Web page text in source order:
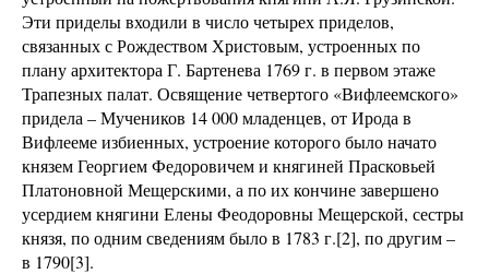
Эти приделы входили в число четырех приделов,
связанных с Рождеством Христовым, устроенных по
плану архитектора Г. Бартенева 1769 г. в первом этаже
Трапезных палат. Освящение четвертого «Вифлеемского»
придела – Мучеников 14 000 младенцев, от Ирода в
Вифлееме избиенных, устроение которого было начато
князем Георгием Федоровичем и княгиней Прасковьей
Платоновной Мещерскими, а по их кончине завершено
усердием княгини Елены Феодоровны Мещерской, сестры
князя, по одним сведениям было в 1783 г.[2], по другим –
в 1790[3].